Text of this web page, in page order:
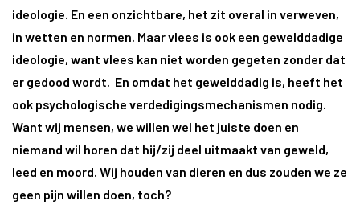
ideologie. En een onzichtbare, het zit overal in verweven,
in wetten en normen. Maar vlees is ook een gewelddadige
ideologie, want vlees kan niet worden gegeten zonder dat
er gedood wordt. En omdat het gewelddadig is, heeft het
ook psychologische verdedigingsmechanismen nodig.
Want wij mensen, we willen wel het juiste doen en
niemand wil horen dat hij/zij deel uitmaakt van geweld,
leed en moord. Wij houden van dieren en dus zouden we ze
geen pijn willen doen, toch?